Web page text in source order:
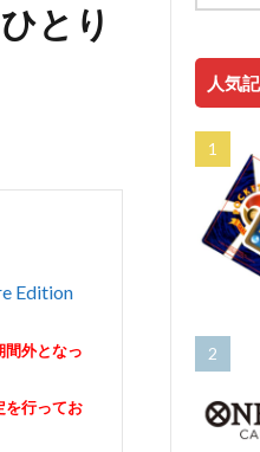
とり
Edition
外となっ
を行ってお
人気